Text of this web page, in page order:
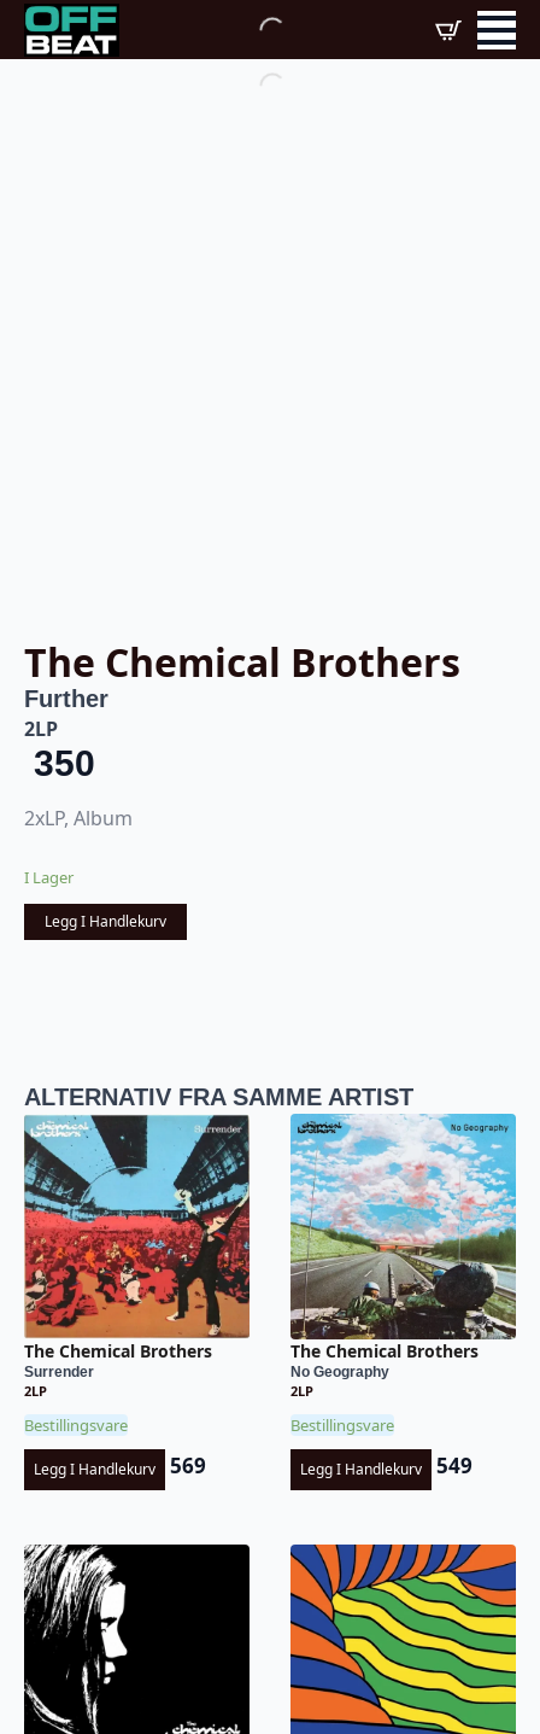
The Chemical Brothers
Further
2LP
350
2xLP, Album
I Lager
Legg I Handlekurv
ALTERNATIV FRA SAMME ARTIST
The Chemical Brothers
Surrender
2LP
Bestillingsvare
Legg I Handlekurv 569
The Chemical Brothers
No Geography
2LP
Bestillingsvare
Legg I Handlekurv 549